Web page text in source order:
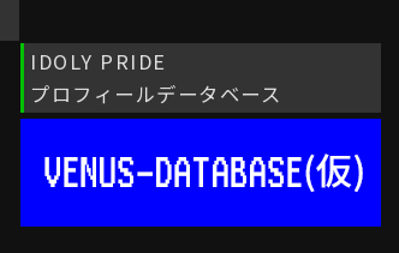
IDOLY PRIDE
プロフィールデータベース